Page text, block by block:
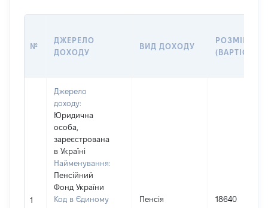
№
ДЖЕРЕЛО
ДОХОДУ
ВИД ДОХОДУ
РОЗМІР
(ВАРТІСТЬ)
1
Джерело
доходу:
Юридична
особа,
зареєстрована
в Україні
Найменування:
Пенсійний
Фонд України
Код в Єдиному
Пенсія 18640